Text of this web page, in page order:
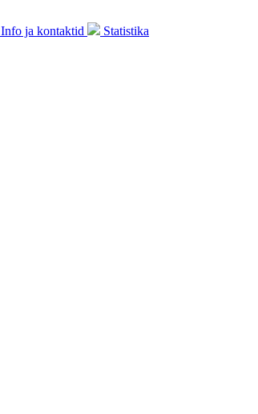
Info ja kontaktid
Statistika